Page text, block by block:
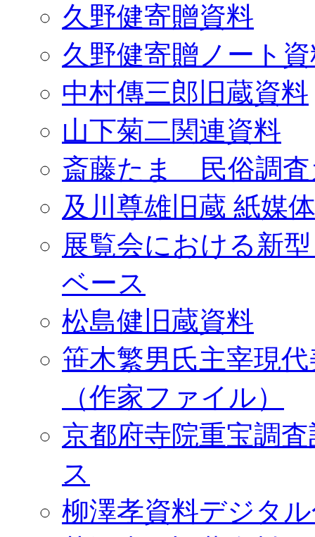
久野健寄贈資料
久野健寄贈ノート
中村傳三郎旧蔵資料
山下菊二関連資料
斎藤たま 民俗調査
及川尊雄旧蔵 紙媒
展覧会における新
ベース
松島健旧蔵資料
笹木繁男氏主宰現
（作家ファイル）
京都府寺院重宝調
ス
柳澤孝資料デジタ